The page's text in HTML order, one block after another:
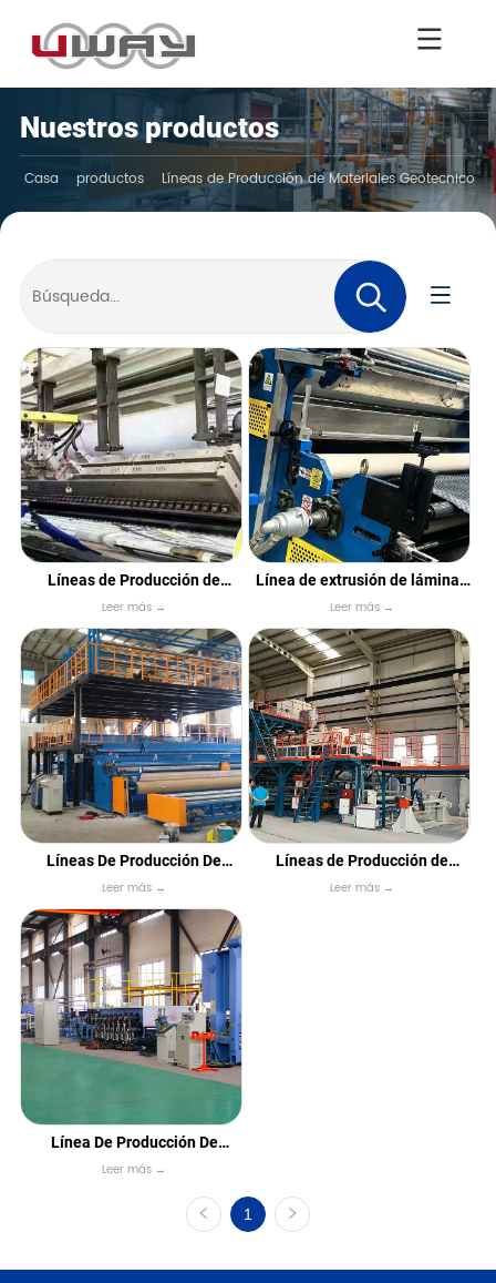
Nuestros productos
Casa productos Líneas de Producción de Materiales Geotecnicos
Líneas de Producción de
Geomembrana HDPE TPO
Leer más →
Línea de extrusión de láminas
con hoyuelos de drenaje
Leer más →
Líneas De Producción De
Revestimiento De Arcilla
Geosintética
Leer más →
Líneas de Producción de
Láminas Impermeables
Leer más →
Línea De Producción De
Geomalla De Estiramiento
Leer más →
1